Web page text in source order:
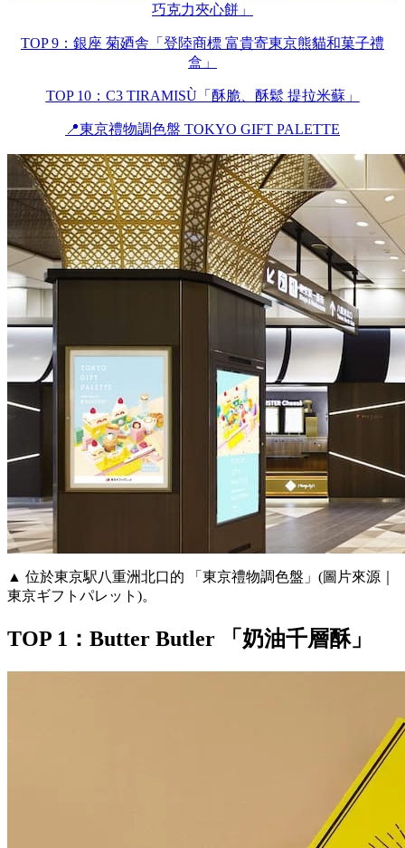
巧克力夾心餅」
TOP 9：銀座 菊廼舎「登陸商標 富貴寄東京熊貓和菓子禮
盒」
TOP 10：C3 TIRAMISÙ「酥脆、酥鬆 提拉米蘇」
📍東京禮物調色盤 TOKYO GIFT PALETTE
▲ 位於東京駅八重洲北口的 「東京禮物調色盤」(圖片來源｜
東京ギフトパレット)。
TOP 1：Butter Butler 「奶油千層酥」